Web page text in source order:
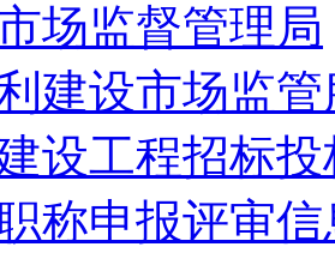
场监督管理局
建设市场监
设工程招标
称申报评审